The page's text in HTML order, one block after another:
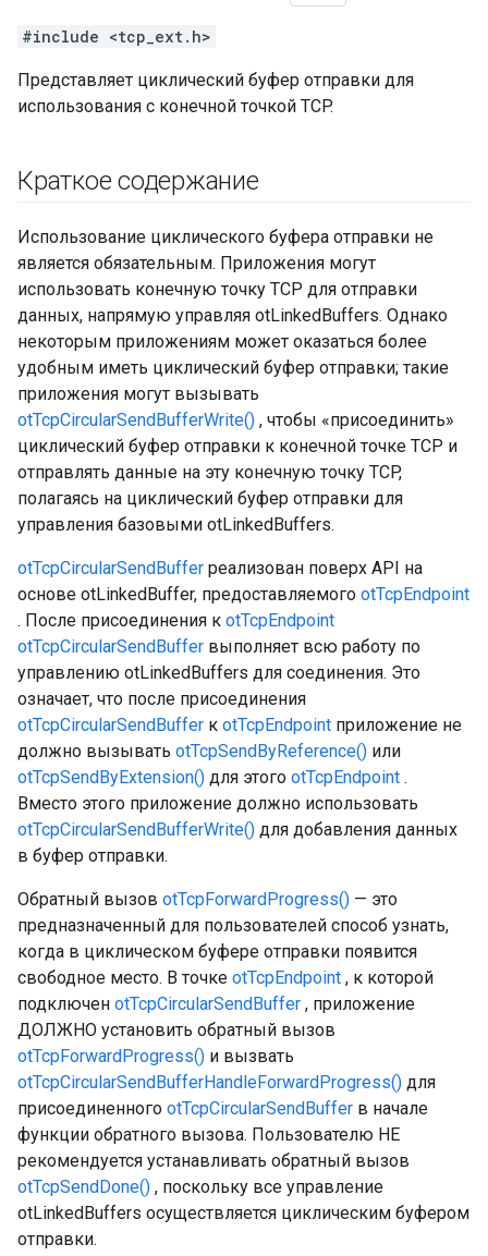
#include <tcp_ext.h>
Представляет циклический буфер отправки для
использования с конечной точкой TCP.
Краткое содержание
Использование циклического буфера отправки не
является обязательным. Приложения могут
использовать конечную точку TCP для отправки
данных, напрямую управляя otLinkedBuffers. Однако
некоторым приложениям может оказаться более
удобным иметь циклический буфер отправки; такие
приложения могут вызывать
otTcpCircularSendBufferWrite() , чтобы «присоединить»
циклический буфер отправки к конечной точке TCP и
отправлять данные на эту конечную точку TCP,
полагаясь на циклический буфер отправки для
управления базовыми otLinkedBuffers.
otTcpCircularSendBuffer реализован поверх API на
основе otLinkedBuffer, предоставляемого otTcpEndpoint
. После присоединения к otTcpEndpoint
otTcpCircularSendBuffer выполняет всю работу по
управлению otLinkedBuffers для соединения. Это
означает, что после присоединения
otTcpCircularSendBuffer к otTcpEndpoint приложение не
должно вызывать otTcpSendByReference() или
otTcpSendByExtension() для этого otTcpEndpoint .
Вместо этого приложение должно использовать
otTcpCircularSendBufferWrite() для добавления данных
в буфер отправки.
Обратный вызов otTcpForwardProgress() — это
предназначенный для пользователей способ узнать,
когда в циклическом буфере отправки появится
свободное место. В точке otTcpEndpoint , к которой
подключен otTcpCircularSendBuffer , приложение
ДОЛЖНО установить обратный вызов
otTcpForwardProgress() и вызвать
otTcpCircularSendBufferHandleForwardProgress() для
присоединенного otTcpCircularSendBuffer в начале
функции обратного вызова. Пользователю НЕ
рекомендуется устанавливать обратный вызов
otTcpSendDone() , поскольку все управление
otLinkedBuffers осуществляется циклическим буфером
отправки.